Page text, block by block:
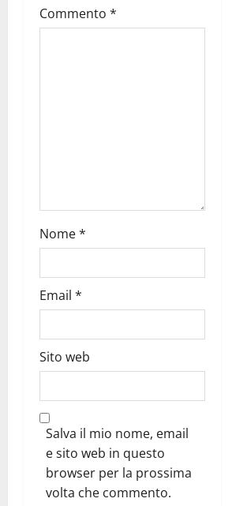
Commento *
Nome*
Email *
Sito web
Salva il mio nome, email
e sito web in questo
browser per la prossima
volta che commento.